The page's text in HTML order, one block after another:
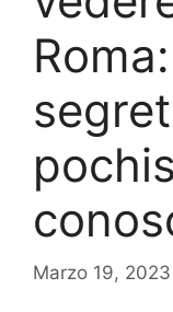
Marzo 19, 2023